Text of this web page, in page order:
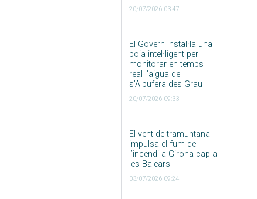
20/07/2026 03:47
El Govern instal·la una
boia intel·ligent per
monitorar en temps
real l’aigua de
s’Albufera des Grau
20/07/2026 09:33
El vent de tramuntana
impulsa el fum de
l’incendi a Girona cap a
les Balears
03/07/2026 09:24